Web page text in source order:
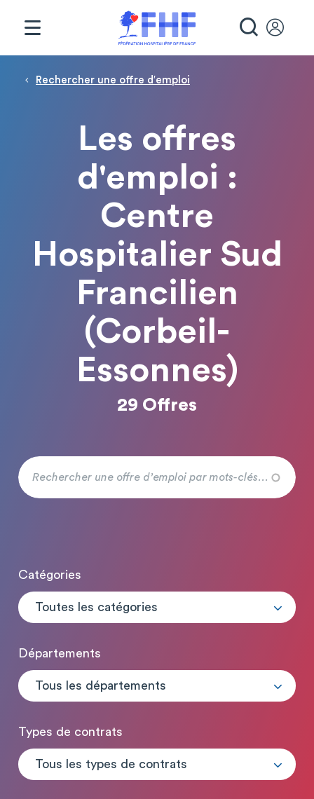
Fil d'Ariane
Rechercher une offre d′emploi
Les offres
d'emploi :
Centre
Hospitalier Sud
Francilien
(Corbeil-
Essonnes)
29 Offres
Catégories
Toutes les catégories
Départements
Tous les départements
Types de contrats
Tous les types de contrats
Panneau de gestion des cookies